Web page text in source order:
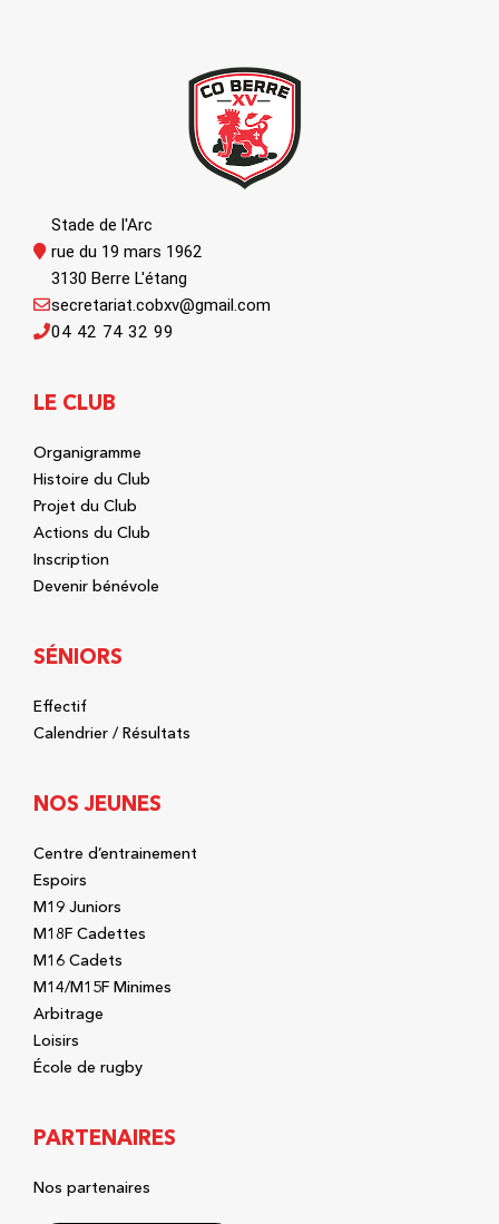
Stade de l'Arc
rue du 19 mars 1962
3130 Berre L'étang
04 42 74 32 99
secretariat.cobxv@gmail.com
LE CLUB
Organigramme
Histoire du Club
Projet du Club
Actions du Club
Inscription
Devenir bénévole
SÉNIORS
Effectif
Calendrier / Résultats
NOS JEUNES
Centre d’entrainement
Espoirs
M19 Juniors
M18F Cadettes
M16 Cadets
M14/M15F Minimes
Arbitrage
Loisirs
École de rugby
PARTENAIRES
Nos partenaires